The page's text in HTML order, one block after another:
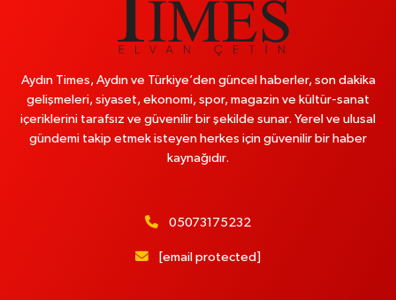
Aydın Times, Aydın ve Türkiye’den güncel haberler, son dakika
gelişmeleri, siyaset, ekonomi, spor, magazin ve kültür-sanat
içeriklerini tarafsız ve güvenilir bir şekilde sunar. Yerel ve ulusal
gündemi takip etmek isteyen herkes için güvenilir bir haber
kaynağıdır.
05073175232
[email protected]